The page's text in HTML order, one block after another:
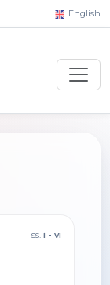
English
ss. i - vi